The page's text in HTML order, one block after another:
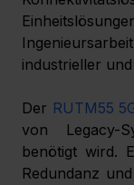
industrieller
Der RUTM55
von Legacy-
benötigt wird.
Redundanz